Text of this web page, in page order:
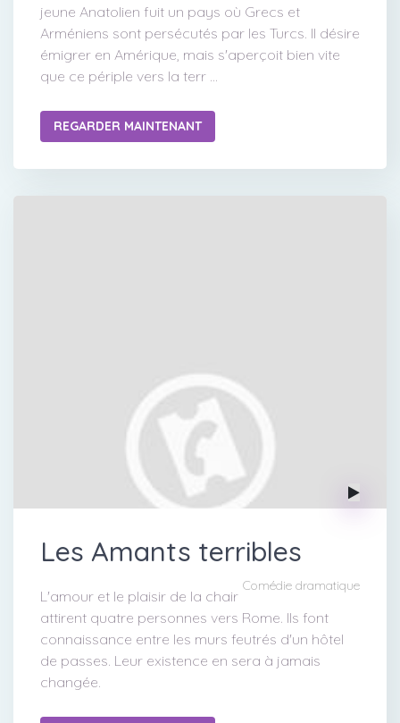
jeune Anatolien fuit un pays où Grecs et
Arméniens sont persécutés par les Turcs. Il désire
émigrer en Amérique, mais s'aperçoit bien vite
que ce périple vers la terr ...
REGARDER MAINTENANT
Les Amants terribles
Comédie dramatique
L'amour et le plaisir de la chair
attirent quatre personnes vers Rome. Ils font
connaissance entre les murs feutrés d'un hôtel
de passes. Leur existence en sera à jamais
changée.